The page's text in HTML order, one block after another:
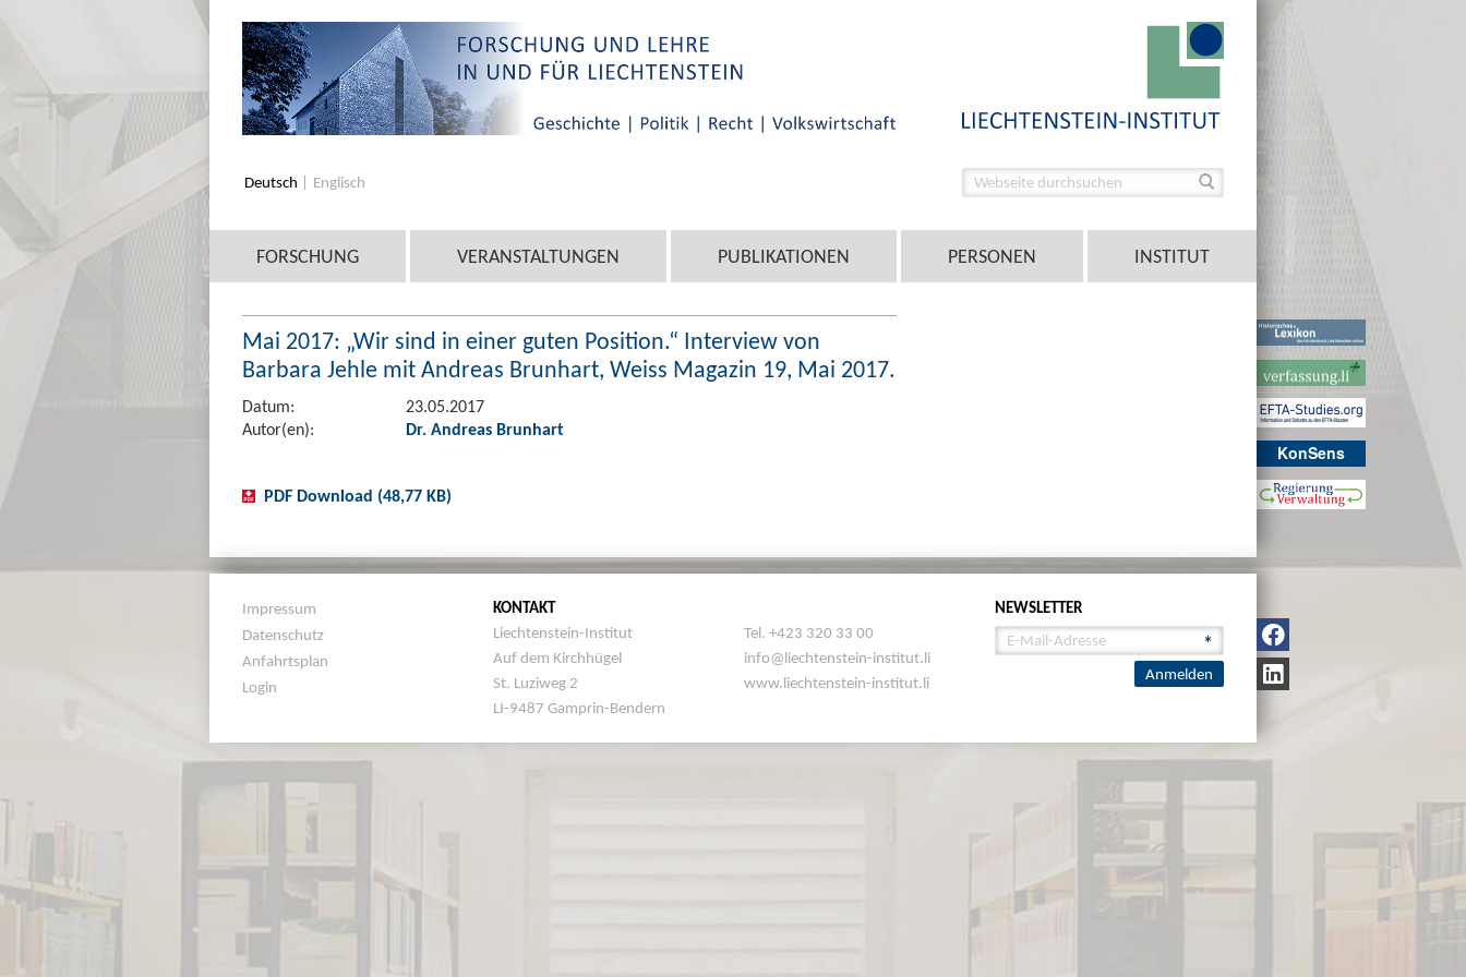
KonSens
Deutsch Englisch
FORSCHUNG VERANSTALTUNGEN PUBLIKATIONEN PERSONEN INSTITUT
Mai 2017: „Wir sind in einer guten Position.“ Interview von
Barbara Jehle mit Andreas Brunhart, Weiss Magazin 19, Mai 2017.
Datum:
23.05.2017
Autor(en):
Dr. Andreas Brunhart
PDF Download (48,77 KB)
Impressum
Datenschutz
Anfahrtsplan
Login
KONTAKT
Liechtenstein-Institut
Auf dem Kirchhügel
St. Luziweg 2
LI-9487 Gamprin-Bendern
Tel. +423 320 33 00
info@liechtenstein-institut.li
www.liechtenstein-institut.li
NEWSLETTER